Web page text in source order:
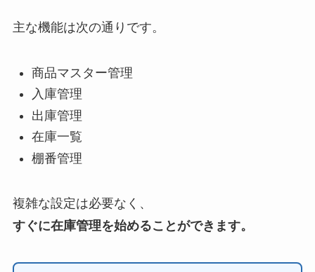
主な機能は次の通りです。
商品マスター管理
入庫管理
出庫管理
在庫一覧
棚番管理
複雑な設定は必要なく、
すぐに在庫管理を始めることができます。